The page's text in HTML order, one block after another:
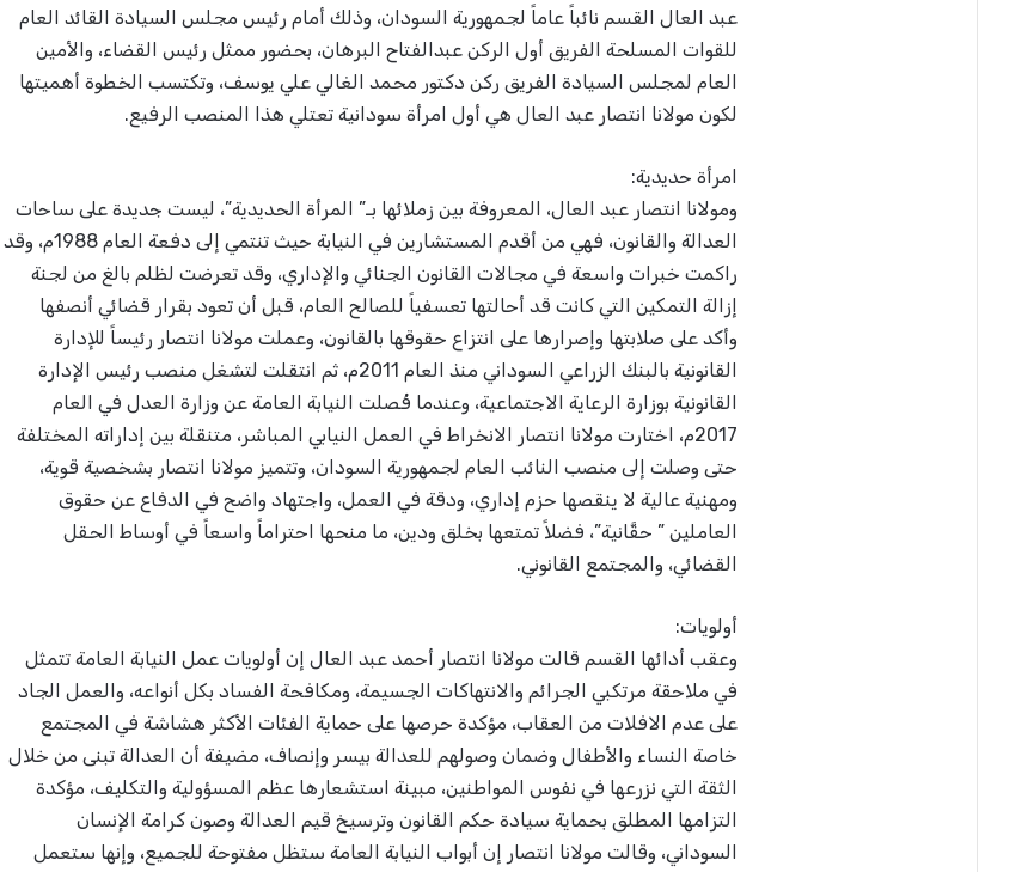
عبد العال القسم نائباً عاماً لجمهورية السودان، وذلك أمام رئيس مجلس السيادة القائد العام
للقوات المسلحة الفريق أول الركن عبدالفتاح البرهان، بحضور ممثل رئيس القضاء، والأمين
العام لمجلس السيادة الفريق ركن دكتور محمد الغالي علي يوسف، وتكتسب الخطوة أهميتها
لكون مولانا انتصار عبد العال هي أول امرأة سودانية تعتلي هذا المنصب الرفيع.
امرأة حديدية:
ومولانا انتصار عبد العال، المعروفة بين زملائها بـ” المرأة الحديدية”، ليست جديدة على ساحات
العدالة والقانون، فهي من أقدم المستشارين في النيابة حيث تنتمي إلى دفعة العام 1988م، وقد
راكمت خبرات واسعة في مجالات القانون الجنائي والإداري، وقد تعرضت لظلم بالغ من لجنة
إزالة التمكين التي كانت قد أحالتها تعسفياً للصالح العام، قبل أن تعود بقرار قضائي أنصفها
وأكد على صلابتها وإصرارها على انتزاع حقوقها بالقانون، وعملت مولانا انتصار رئيساً للإدارة
القانونية بالبنك الزراعي السوداني منذ العام 2011م، ثم انتقلت لتشغل منصب رئيس الإدارة
القانونية بوزارة الرعاية الاجتماعية، وعندما فُصلت النيابة العامة عن وزارة العدل في العام
2017م، اختارت مولانا انتصار الانخراط في العمل النيابي المباشر، متنقلة بين إداراته المختلفة
حتى وصلت إلى منصب النائب العام لجمهورية السودان، وتتميز مولانا انتصار بشخصية قوية،
ومهنية عالية لا ينقصها حزم إداري، ودقة في العمل، واجتهاد واضح في الدفاع عن حقوق
العاملين ” حقَّانية”، فضلاً تمتعها بخلق ودين، ما منحها احتراماً واسعاً في أوساط الحقل
القضائي، والمجتمع القانوني.
أولويات:
وعقب أدائها القسم قالت مولانا انتصار أحمد عبد العال إن أولويات عمل النيابة العامة تتمثل
في ملاحقة مرتكبي الجرائم والانتهاكات الجسيمة، ومكافحة الفساد بكل أنواعه، والعمل الجاد
على عدم الافلات من العقاب، مؤكدة حرصها على حماية الفئات الأكثر هشاشة في المجتمع
خاصة النساء والأطفال وضمان وصولهم للعدالة بيسر وإنصاف، مضيفة أن العدالة تبنى من خلال
الثقة التي نزرعها في نفوس المواطنين، مبينة استشعارها عظم المسؤولية والتكليف، مؤكدة
التزامها المطلق بحماية سيادة حكم القانون وترسيخ قيم العدالة وصون كرامة الإنسان
السوداني، وقالت مولانا انتصار إن أبواب النيابة العامة ستظل مفتوحة للجميع، وإنها ستعمل